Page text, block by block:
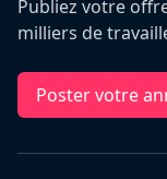
Publiez votre
milliers de
Poster votre